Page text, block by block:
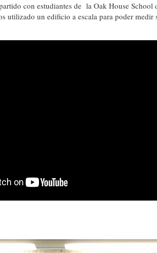
con estudiantes de la Oak House
utilizado un edificio a escala para poder